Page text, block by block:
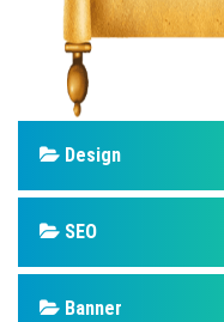
Design
SEO
Banner